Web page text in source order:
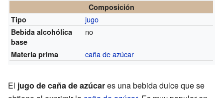
Composición
Tipo
jugo
Bebida alcohólica
base
no
Materia prima caña de azúcar
El jugo de caña de azúcares una bebida dulce que se